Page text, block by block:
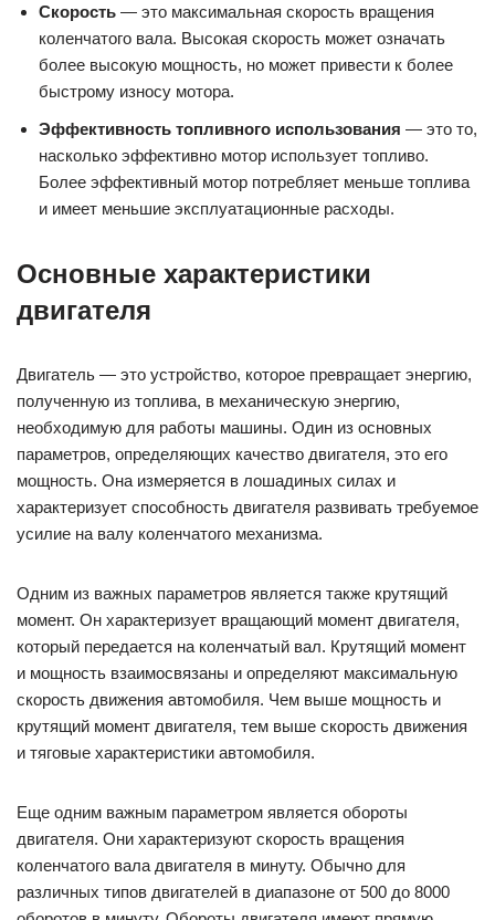
двигателя
Двигатель — это устройство, которое превращает энергию,
необходимую для работы машины. Один из основных
параметров, определяющих качество двигателя, это его
мощность. Она измеряется в лошадиных силах и
характеризует способность двигателя развивать требуемое
Одним из важных параметров является также крутящий
момент. Он характеризует вращающий момент двигателя,
и мощность взаимосвязаны и определяют максимальную
скорость движения автомобиля. Чем выше мощность и
крутящий момент двигателя, тем выше скорость движения
и тяговые характеристики автомобиля.
Еще одним важным параметром является обороты
двигателя. Они характеризуют скорость вращения
различных типов двигателей в диапазоне от 500 до 8000
оборотов в минуту. Обороты двигателя имеют прямую
зависимость от максимальной мощности и крутящего
момента. Чем выше обороты двигателя, тем выше его
мощность и крутящий момент.
Мощность — способность двигателя развивать
Крутящий момент — вращающий момент двигателя,
который передается на коленчатый вал
Обороты двигателя — скорость вращения коленчатого